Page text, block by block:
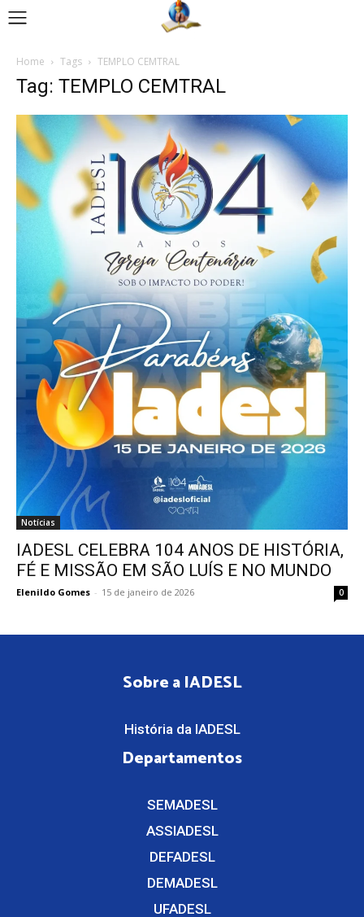
Home Tags TEMPLO CEMTRAL
Tag: TEMPLO CEMTRAL
Notícias
IADESL CELEBRA 104 ANOS DE HISTÓRIA,
FÉ E MISSÃO EM SÃO LUÍS E NO MUNDO
Elenildo Gomes - 15 de janeiro de 2026 0
Sobre a IADESL
História da IADESL
Departamentos
SEMADESL
ASSIADESL
DEFADESL
DEMADESL
UFADESL